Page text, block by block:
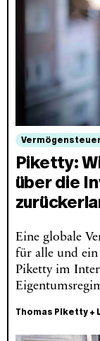
Vermögensteuer
Piketty:
über die
Eine globale
für alle und ein
Piketty im
Thomas Piketty+